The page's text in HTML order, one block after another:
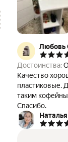
Любовь
Достоинства:
Качество
пластиковые. Дощечки чисто белые, полированные, без шероховатости поверхность. Я осталась довольна
таким
Спасибо.